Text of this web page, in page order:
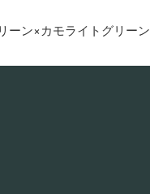
ーン×カモライトグリーン